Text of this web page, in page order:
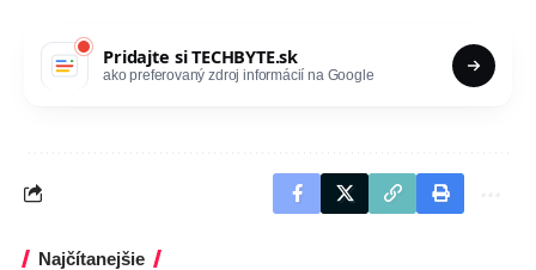
Pridajte siTECHBYTE.sk
ako preferovaný zdroj informácií na Google
Najčítanejšie